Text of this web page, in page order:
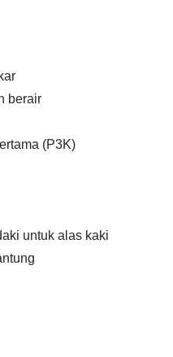
berair
(P3K)
untuk alas kaki